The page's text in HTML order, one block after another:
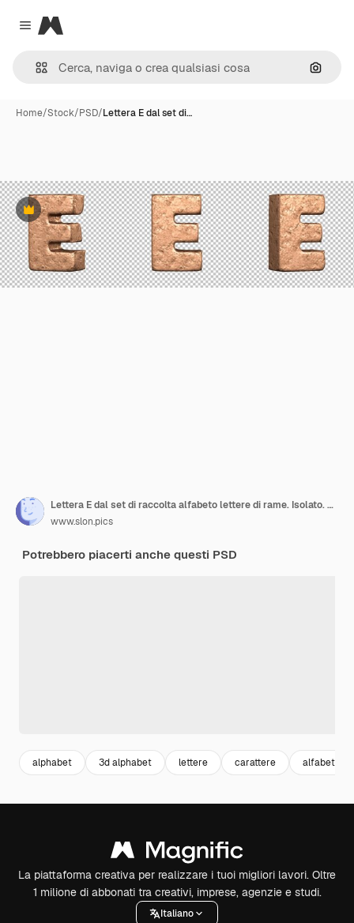
Close menu
Magnific
Cerca
Home/Stock/PSD/Lettera E dal set di…
Premium
Lettera E dal set di raccolta alfabeto lettere di rame. Isolato. Rendering 3D
www.slon.pics
Potrebbero piacerti anche questi PSD
alphabet 3d alphabet lettere carattere alfabeto
La piattaforma creativa per realizzare i tuoi migliori lavori. Oltre
1 milione di abbonati tra creativi, imprese, agenzie e studi.
Italiano